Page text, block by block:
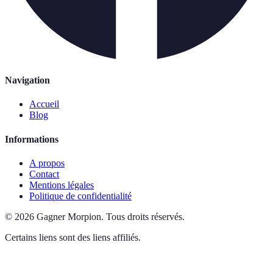
Navigation
Accueil
Blog
Informations
A propos
Contact
Mentions légales
Politique de confidentialité
© 2026 Gagner Morpion. Tous droits réservés.
Certains liens sont des liens affiliés.